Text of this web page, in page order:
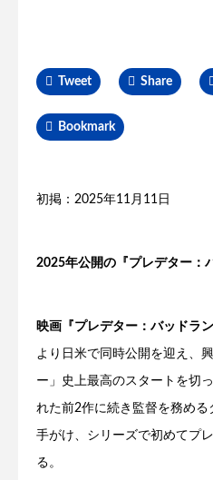
Tweet Share
Bookmark
初掲：2025年11月11日
2025年公開の『プレデター：
映画『プレデター：バッドラン
より日米で同時公開を迎え、
ー」史上最高のスタートを切
れた前2作に続き監督を務め
手がけ、シリーズで初めてプ
る。